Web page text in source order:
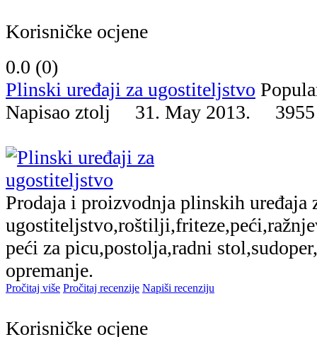
Korisničke ocjene
0.0 (0)
Plinski uređaji za ugostiteljstvo
Napisao ztolj 31. May 2013. 3955
Prodaja i proizvodnja plinskih uređaja
peći za picu,postolja,radni
opremanje.
Pročitaj više Pročitaj recenzije Napiši recenziju
Korisničke ocjene